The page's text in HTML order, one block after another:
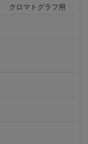
クロマトグラフ用